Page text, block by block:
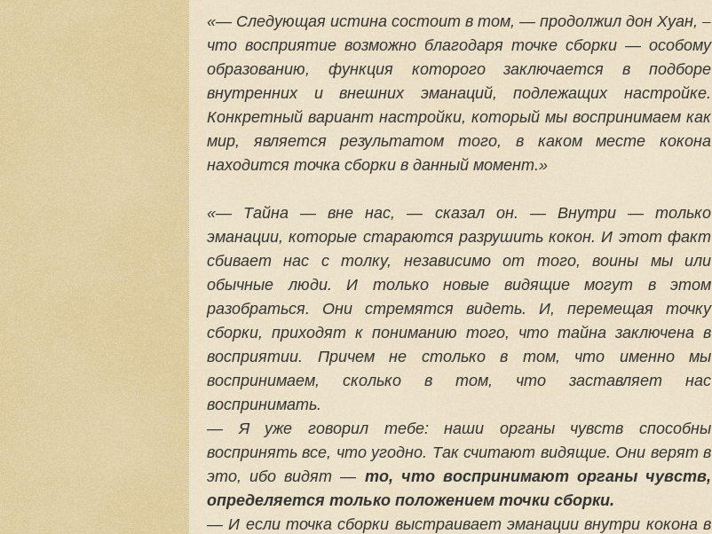
«— Следующая истина состоит в том, — продолжил дон Хуан, –
что восприятие возможно благодаря точке сборки — особому
образованию, функция которого заключается в подборе
внутренних и внешних эманаций, подлежащих настройке.
Конкретный вариант настройки, который мы воспринимаем как
мир, является результатом того, в каком месте кокона
находится точка сборки в данный момент.»
«— Тайна — вне нас, — сказал он. — Внутри — только
эманации, которые стараются разрушить кокон. И этот факт
сбивает нас с толку, независимо от того, воины мы или
обычные люди. И только новые видящие могут в этом
разобраться. Они стремятся видеть. И, перемещая точку
сборки, приходят к пониманию того, что тайна заключена в
восприятии. Причем не столько в том, что именно мы
воспринимаем, сколько в том, что заставляет нас
воспринимать.
— Я уже говорил тебе: наши органы чувств способны
воспринять все, что угодно. Так считают видящие. Они верят в
это, ибо видят — то, что воспринимают органы чувств,
определяется только положением точки сборки.
— И если точка сборки выстраивает эманации внутри кокона в